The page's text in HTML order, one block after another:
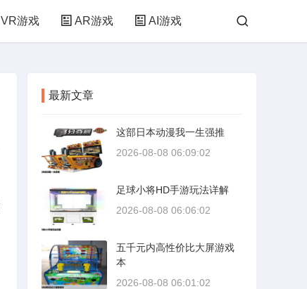
VR游戏 AR游戏 AI游戏
最新文章
这部日本动漫我一生强推
2026-08-08 06:09:02
足球小将HD手游玩法详解
2026-08-08 06:06:02
五千元内高性价比大屏游戏
本
2026-08-08 06:01:02